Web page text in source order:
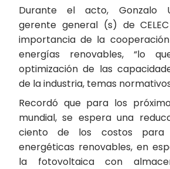
Durante el acto, Gonzalo
gerente general (s) de
importancia de la
energías renovables, “lo
optimización de las
de la industria, temas
Recordó que para los
mundial, se espera una
ciento de los costos para
energéticas renovables, en
la fotovoltaica con